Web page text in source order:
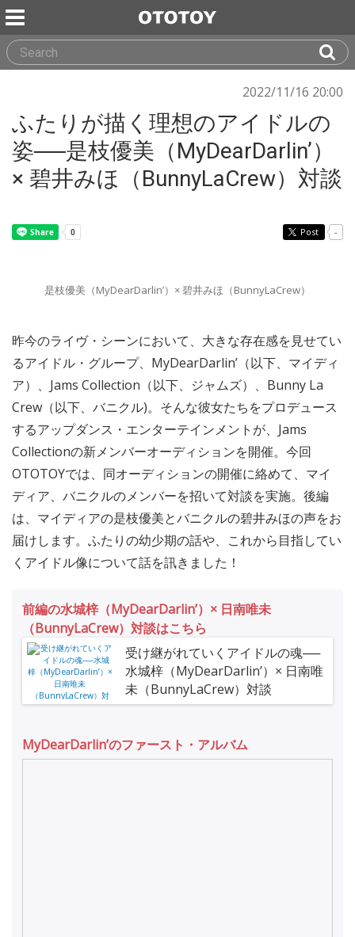
2022/11/16 20:00
ふたりが描く理想のアイドルの
姿──是枝優美（MyDearDarlin’）
× 碧井みほ（BunnyLaCrew）対談
Post -
是枝優美（MyDearDarlin’）× 碧井みほ（BunnyLaCrew）
昨今のライヴ・シーンにおいて、大きな存在感を見せてい
るアイドル・グループ、MyDearDarlin’（以下、マイディ
ア）、Jams Collection（以下、ジャムズ）、Bunny La
Crew（以下、バニクル)。そんな彼女たちをプロデュース
するアップダンス・エンターテインメントが、Jams
Collectionの新メンバーオーディションを開催。今回
OTOTOYでは、同オーディションの開催に絡めて、マイ
ディア、バニクルのメンバーを招いて対談を実施。後編
は、マイディアの是枝優美とバニクルの碧井みほの声をお
届けします。ふたりの幼少期の話や、これから目指してい
くアイドル像について話を訊きました！
前編の水城梓（MyDearDarlin’）× 日南唯未
（BunnyLaCrew）対談はこちら
受け継がれていくアイドルの魂──
水城梓（MyDearDarlin’）× 日南唯
未（BunnyLaCrew）対談
MyDearDarlin’のファースト・アルバム